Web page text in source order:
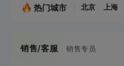
热门城市 北京 上海
销售/客服 销售专员